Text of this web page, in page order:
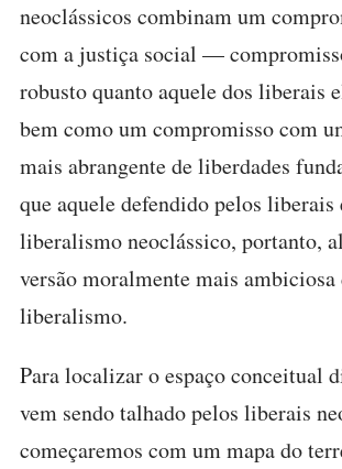
neoclássicos combinam um
com a justiça social —
robusto quanto aquele dos liberais
bem como um compromisso com
mais abrangente de liberdades
que aquele defendido pelos liberais
liberalismo neoclássico, portanto,
versão moralmente mais ambiciosa
liberalismo.
Para localizar o espaço conceitual
vem sendo talhado pelos liberais
começaremos com um mapa do